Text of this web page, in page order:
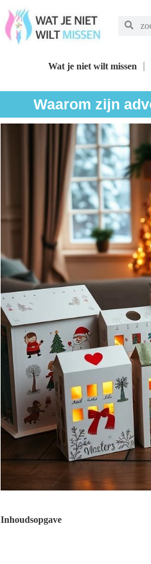
Wat je niet wilt missen
Waarom zijn
Inhoudsopgave